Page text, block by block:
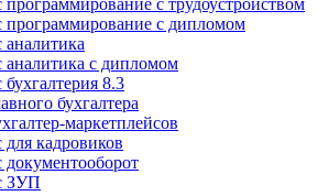
с трудоустройством
программирование с дипломом
аналитика с дипломом
8.3
бухгалтера
маркетплейсов
кадровиков
документооборот
ЗУП